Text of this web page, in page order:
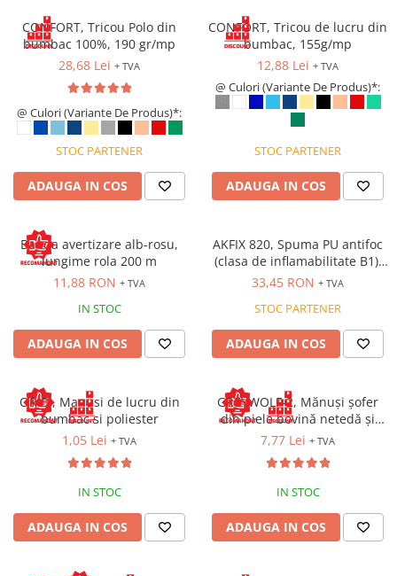
Cagule | Capisoane Ignifuge
Costume | Combinezoane Ignifuge
Jachete| Bluze Ignifuge
Mânecuțe Ignifuge
Pantaloni Ignifugi
Sorturi ignifuge
CONFORT, Tricou Polo din
bumbac 100%, 190 gr/mp
28,68 Lei + TVA
@ Culori (Variante De Produs)*:
STOC PARTENER
ADAUGA IN COS
CONFORT, Tricou de lucru din
bumbac, 155g/mp
12,88 Lei + TVA
@ Culori (Variante De Produs)*:
STOC PARTENER
ADAUGA IN COS
Banda avertizare alb-rosu,
lungime rola 200 m
11,88 RON + TVA
IN STOC
ADAUGA IN COS
AKFIX 820, Spuma PU antifoc
(clasa de inflamabilitate B1),
aplicare cu pai, tub 750ml
33,45 RON + TVA
STOC PARTENER
ADAUGA IN COS
ORIBI, Manusi de lucru din
bumbac si poliester
1,05 Lei + TVA
IN STOC
ADAUGA IN COS
GREYWOLF-2, Mănuși șofer
din piele bovină netedă și
piele șpalț, manșetă scurtă
7,77 Lei + TVA
IN STOC
ADAUGA IN COS